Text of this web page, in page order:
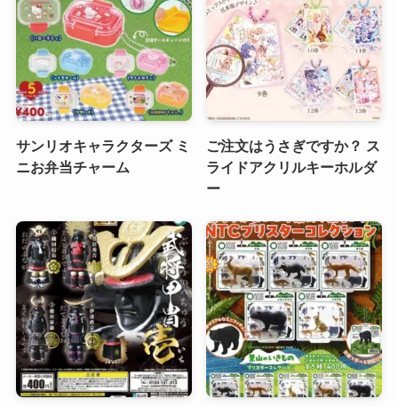
サンリオキャラクターズ ミ
ニお弁当チャーム
ご注文はうさぎですか？ ス
ライドアクリルキーホルダ
ー